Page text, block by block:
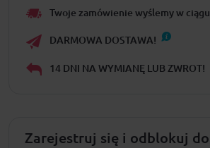
Twoje zamówienie wyślemy w ciągu
DARMOWA DOSTAWA!
14 DNI NA WYMIANĘ LUB ZWROT!
Zarejestruj się i odblokuj do